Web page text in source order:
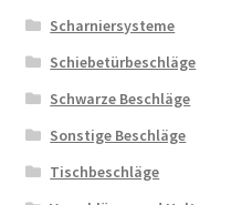
Scharniersysteme
Schiebetürbeschläge
Schwarze Beschläge
Sonstige Beschläge
Tischbeschläge